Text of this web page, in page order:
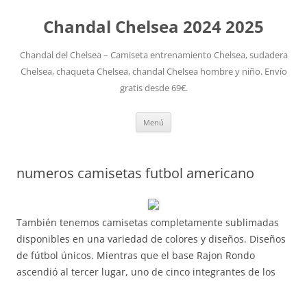
Chandal Chelsea 2024 2025
Chandal del Chelsea – Camiseta entrenamiento Chelsea, sudadera
Chelsea, chaqueta Chelsea, chandal Chelsea hombre y niño. Envío
gratis desde 69€.
Menú
numeros camisetas futbol americano
También tenemos camisetas completamente sublimadas
disponibles en una variedad de colores y diseños. Diseños
de fútbol únicos. Mientras que el base Rajon Rondo
ascendió al tercer lugar, uno de cinco integrantes de los